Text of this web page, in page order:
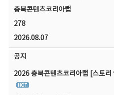
충북콘텐츠코리아랩
278
2026.08.07
공지
2026 충북콘텐츠코리아랩 [스토